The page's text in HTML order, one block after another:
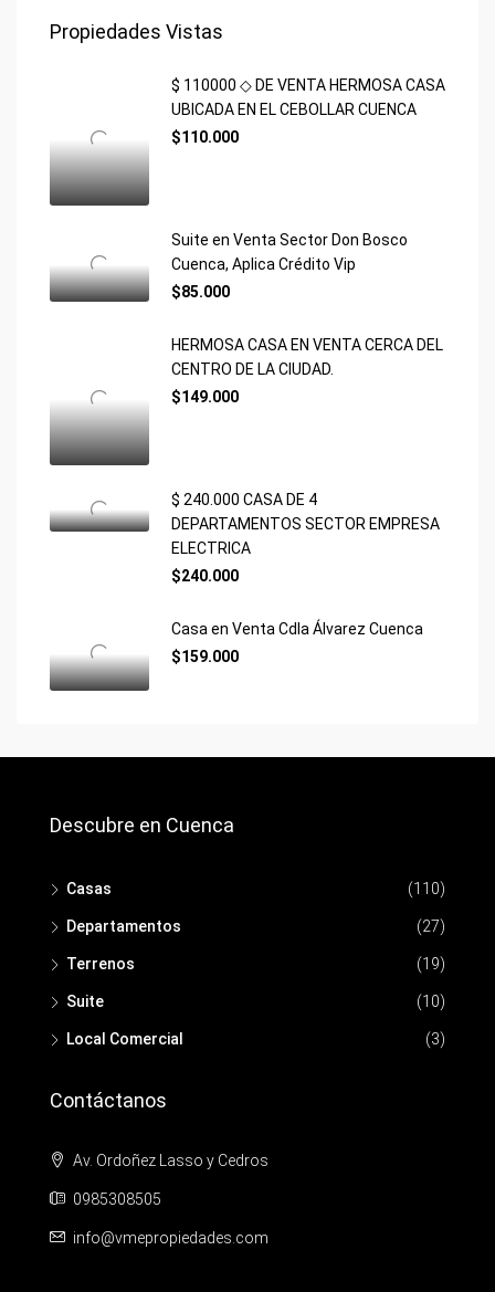
Propiedades Vistas
$ 110000 ◇ DE VENTA HERMOSA CASA
UBICADA EN EL CEBOLLAR CUENCA
$110.000
Suite en Venta Sector Don Bosco
Cuenca, Aplica Crédito Vip
$85.000
HERMOSA CASA EN VENTA CERCA DEL
CENTRO DE LA CIUDAD.
$149.000
$ 240.000 CASA DE 4
DEPARTAMENTOS SECTOR EMPRESA
ELECTRICA
$240.000
Casa en Venta Cdla Álvarez Cuenca
$159.000
Descubre en Cuenca
Casas (110)
Departamentos (27)
Terrenos (19)
Suite (10)
Local Comercial (3)
Contáctanos
Av. Ordoñez Lasso y Cedros
0985308505
info@vmepropiedades.com